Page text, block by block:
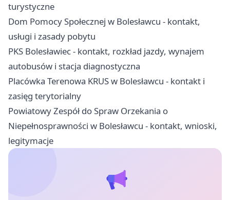
turystyczne
Dom Pomocy Społecznej w Bolesławcu - kontakt,
usługi i zasady pobytu
PKS Bolesławiec - kontakt, rozkład jazdy, wynajem
autobusów i stacja diagnostyczna
Placówka Terenowa KRUS w Bolesławcu - kontakt i
zasięg terytorialny
Powiatowy Zespół do Spraw Orzekania o
Niepełnosprawności w Bolesławcu - kontakt, wnioski,
legitymacje